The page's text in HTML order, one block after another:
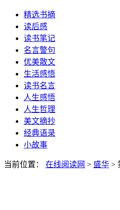
精选书摘
读后感
读书笔记
名言警句
优美散文
生活感悟
读书名言
人生感悟
人生哲理
美文摘抄
经典语录
小故事
当前位置： 在线阅读网 > 盛华 >